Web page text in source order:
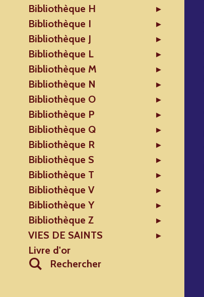
Bibliothèque H
Bibliothèque I
Bibliothèque J
Bibliothèque L
Bibliothèque M
Bibliothèque N
Bibliothèque O
Bibliothèque P
Bibliothèque Q
Bibliothèque R
Bibliothèque S
Bibliothèque T
Bibliothèque V
Bibliothèque Y
Bibliothèque Z
VIES DE SAINTS
Livre d'or
Rechercher